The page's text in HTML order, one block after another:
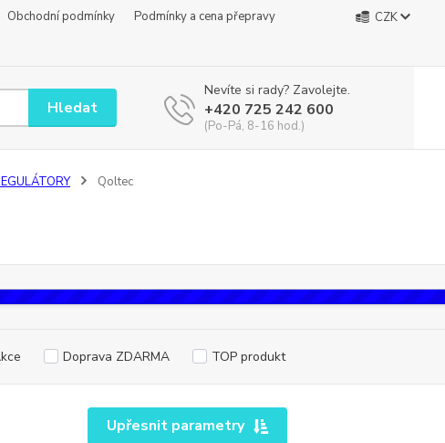
Obchodní podmínky
Podmínky a cena přepravy
CZK
Hledat
Nevíte si rady? Zavolejte.
+420 725 242 600
(Po-Pá, 8-16 hod.)
Qoltec
Upřesnit parametry
Doprava ZDARMA TOP produkt